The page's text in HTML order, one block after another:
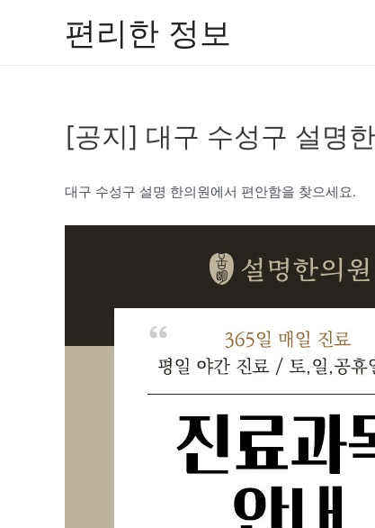
편리한 정보
[공지] 대구 수성구 설명
대구 수성구 설명 한의원에서 편안함을 찾으세요.